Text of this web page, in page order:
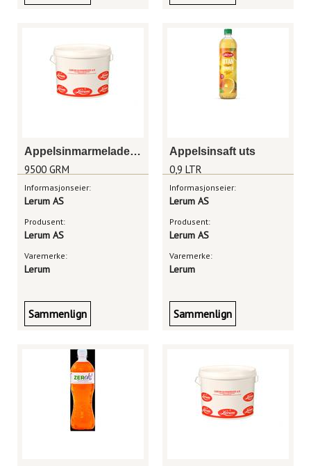
Appelsinmarmelade 9,5 kg
9500 GRM
Informasjonseier:
Lerum AS
Produsent:
Lerum AS
Varemerke:
Lerum
Sammenlign
Appelsinsaft uts
0,9 LTR
Informasjonseier:
Lerum AS
Produsent:
Lerum AS
Varemerke:
Lerum
Sammenlign